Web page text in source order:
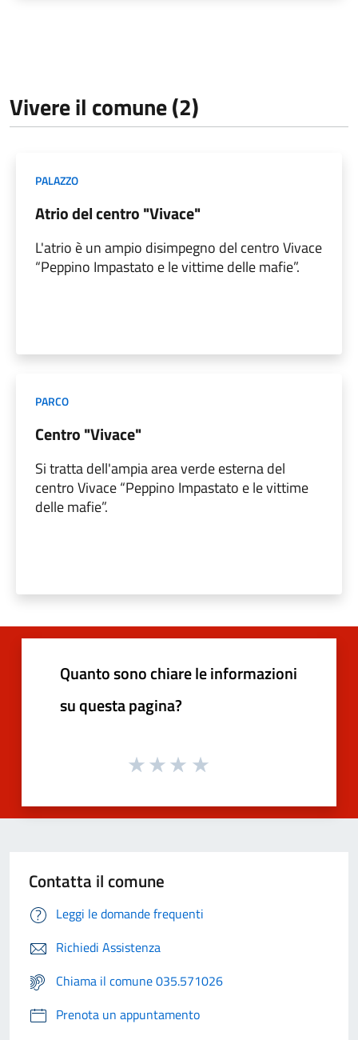
Vivere il comune (2)
PALAZZO
Atrio del centro "Vivace"
L'atrio è un ampio disimpegno del centro Vivace
“Peppino Impastato e le vittime delle mafie”.
PARCO
Centro "Vivace"
Si tratta dell'ampia area verde esterna del
centro Vivace “Peppino Impastato e le vittime
delle mafie”.
Quanto sono chiare le informazioni
su questa pagina?
Contatta il comune
Leggi le domande frequenti
Richiedi Assistenza
Chiama il comune 035.571026
Prenota un appuntamento